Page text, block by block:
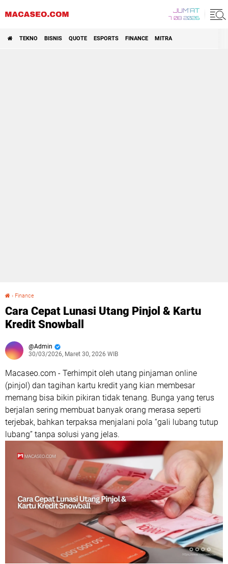
JUM'AT
7 08 2026
TEKNO BISNIS QUOTE ESPORTS FINANCE MITRA
› Finance
Cara Cepat Lunasi Utang Pinjol & Kartu
Kredit Snowball
Admin
30/03/2026, Maret 30, 2026 WIB
Macaseo.com - Terhimpit oleh utang pinjaman online
(pinjol) dan tagihan kartu kredit yang kian membesar
memang bisa bikin pikiran tidak tenang. Bunga yang terus
berjalan sering membuat banyak orang merasa seperti
terjebak, bahkan terpaksa menjalani pola “gali lubang tutup
lubang” tanpa solusi yang jelas.